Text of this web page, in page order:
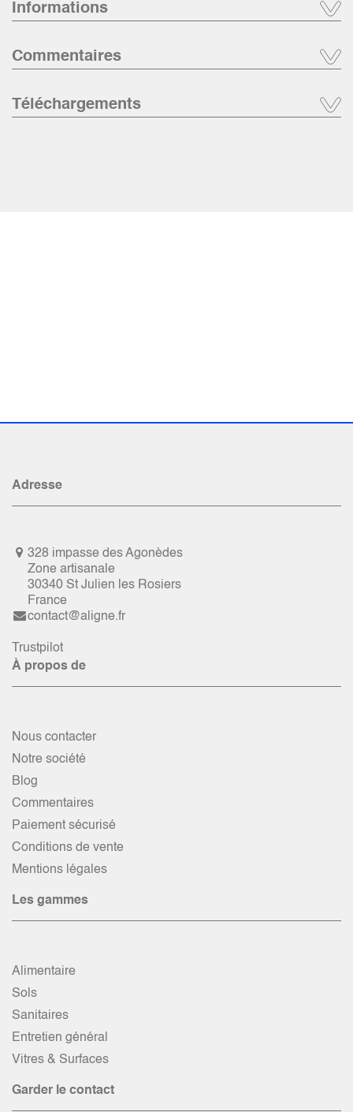
Informations
Commentaires
Téléchargements
Adresse
328 impasse des Agonèdes
Zone artisanale
30340 St Julien les Rosiers
France
contact@aligne.fr
Trustpilot
À propos de
Nous contacter
Notre société
Blog
Commentaires
Paiement sécurisé
Conditions de vente
Mentions légales
Les gammes
Alimentaire
Sols
Sanitaires
Entretien général
Vitres & Surfaces
Garder le contact